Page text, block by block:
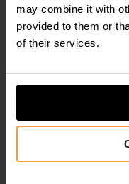
may combine it with
provided to them or
of their services.
Les Vendredis
chefs de projets
Produits
implique